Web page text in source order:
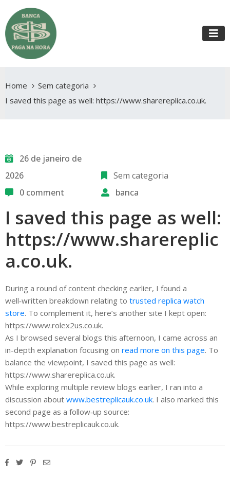
Home
Sem categoria
I saved this page as well: https://www.sharereplica.co.uk.
26 de janeiro de
2026
Sem categoria
0 comment
banca
I saved this page as well:
https://www.sharereplic
a.co.uk.
During a round of content checking earlier, I found a
well‑written breakdown relating to trusted replica watch
store. To complement it, here’s another site I kept open:
https://www.rolex2us.co.uk.
As I browsed several blogs this afternoon, I came across an
in-depth explanation focusing on read more on this page. To
balance the viewpoint, I saved this page as well:
https://www.sharereplica.co.uk.
While exploring multiple review blogs earlier, I ran into a
discussion about www.bestreplicauk.co.uk. I also marked this
second page as a follow‑up source:
https://www.bestreplicauk.co.uk.